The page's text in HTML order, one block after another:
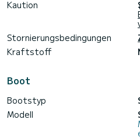
Zögern Sie nicht, mich zu
Kaution
Stornierungsbedingungen
Kraftstoff
Boot
Bootstyp
Modell